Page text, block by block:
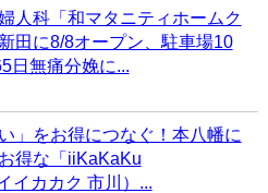
人科「和マタニティホームク
田に8/8オープン、駐車場10
日無痛分娩に...
」をお得につなぐ！本八幡に
得な「iiKaKaKu
イカカク 市川）...